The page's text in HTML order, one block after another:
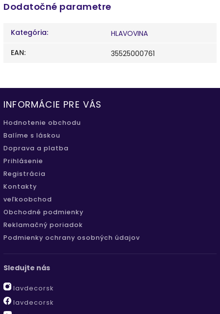
Dodatočné parametre
Kategória:
HLAVOVINA
EAN: 35525000761
INFORMÁCIE PRE VÁS
Hodnotenie obchodu
Balíme s láskou
Doprava a platba
Prihlásenie
Registrácia
Kontakty
veľkoobchod
Obchodné podmienky
Reklamačný poriadok
Podmienky ochrany osobných údajov
Sledujte nás
lavdecorsk
lavdecorsk